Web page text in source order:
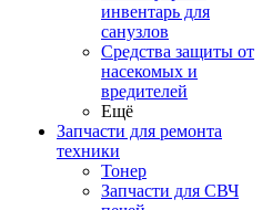
инвентарь для
санузлов
Средства защиты от
насекомых и
вредителей
Ещё
Запчасти для ремонта
техники
Тонер
Запчасти для СВЧ